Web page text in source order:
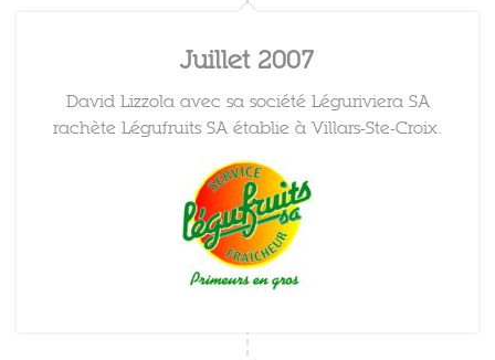
Juillet 2007
David Lizzola avec sa société Léguriviera SA
rachète Légufruits SA établie à Villars-Ste-Croix.